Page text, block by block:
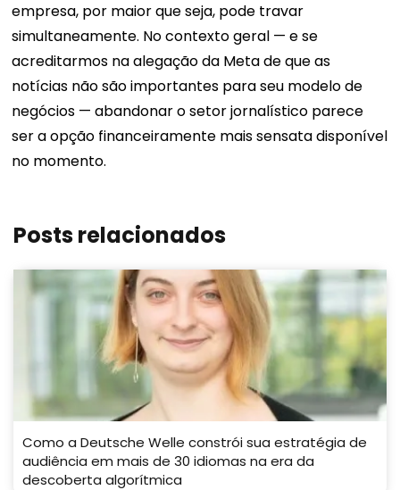
empresa, por maior que seja, pode travar
simultaneamente. No contexto geral — e se
acreditarmos na alegação da Meta de que as
notícias não são importantes para seu modelo de
negócios — abandonar o setor jornalístico parece
ser a opção financeiramente mais sensata disponível
no momento.
Posts relacionados
Como a Deutsche Welle constrói sua estratégia de
audiência em mais de 30 idiomas na era da
descoberta algorítmica